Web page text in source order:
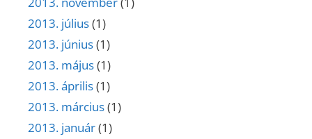
2013. július(1)
2013. június(1)
2013. május(1)
2013. április(1)
2013. március(1)
2013. január(1)